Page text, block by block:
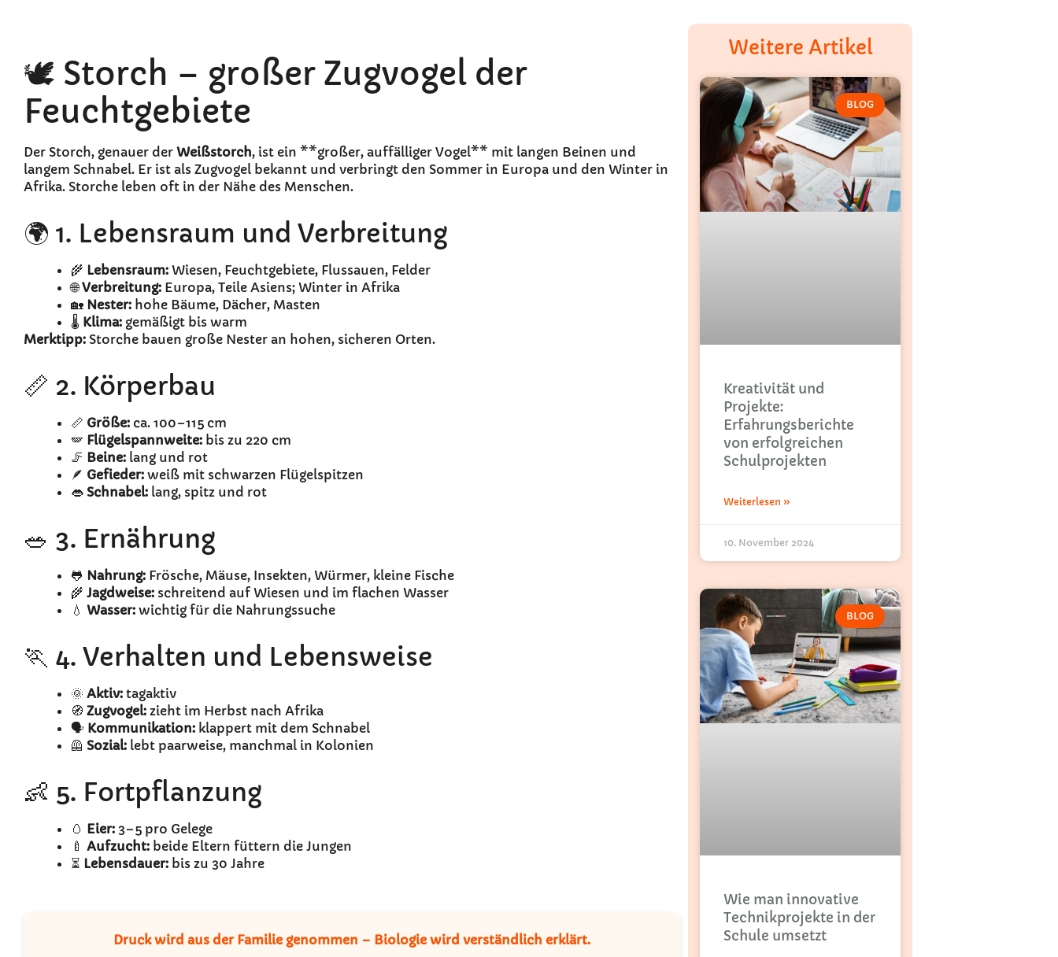
🕊️ Storch – großer Zugvogel der
Feuchtgebiete
Der Storch, genauer der Weißstorch, ist ein **großer, auffälliger Vogel** mit langen Beinen und
langem Schnabel. Er ist als Zugvogel bekannt und verbringt den Sommer in Europa und den Winter in
Afrika. Storche leben oft in der Nähe des Menschen.
🌍 1. Lebensraum und Verbreitung
🌾 Lebensraum: Wiesen, Feuchtgebiete, Flussauen, Felder
🌐Verbreitung: Europa, Teile Asiens; Winter in Afrika
🏡 Nester: hohe Bäume, Dächer, Masten
🌡️ Klima: gemäßigt bis warm
Merktipp: Storche bauen große Nester an hohen, sicheren Orten.
📏 2. Körperbau
📏 Größe: ca. 100–115 cm
🪽 Flügelspannweite: bis zu 220 cm
🦵 Beine: lang und rot
🪶 Gefieder: weiß mit schwarzen Flügelspitzen
👄 Schnabel: lang, spitz und rot
🥗 3. Ernährung
🐸 Nahrung: Frösche, Mäuse, Insekten, Würmer, kleine Fische
🌾 Jagdweise: schreitend auf Wiesen und im flachen Wasser
💧 Wasser: wichtig für die Nahrungssuche
🏃 4. Verhalten und Lebensweise
🌞 Aktiv: tagaktiv
🧭 Zugvogel: zieht im Herbst nach Afrika
🗣️ Kommunikation: klappert mit dem Schnabel
🦺 Sozial: lebt paarweise, manchmal in Kolonien
👶 5. Fortpflanzung
🥚 Eier: 3–5 pro Gelege
🍼 Aufzucht: beide Eltern füttern die Jungen
⏳ Lebensdauer: bis zu 30 Jahre
Druck wird aus der Familie genommen – Biologie wird verständlich erklärt.
Weitere Artikel
BLOG
Kreativität und
Projekte:
Erfahrungsberichte
von erfolgreichen
Schulprojekten
Weiterlesen »
10. November 2024
BLOG
Wie man innovative
Technikprojekte in der
Schule umsetzt